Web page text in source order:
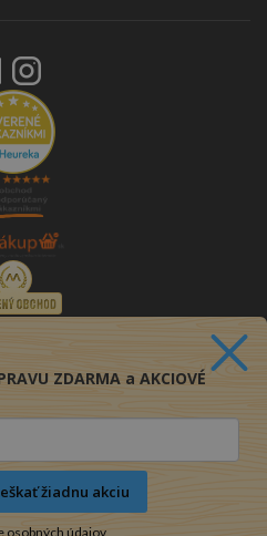
ZDARMA a AKCIOVÉ
žiadnu akciu
osobných údajov